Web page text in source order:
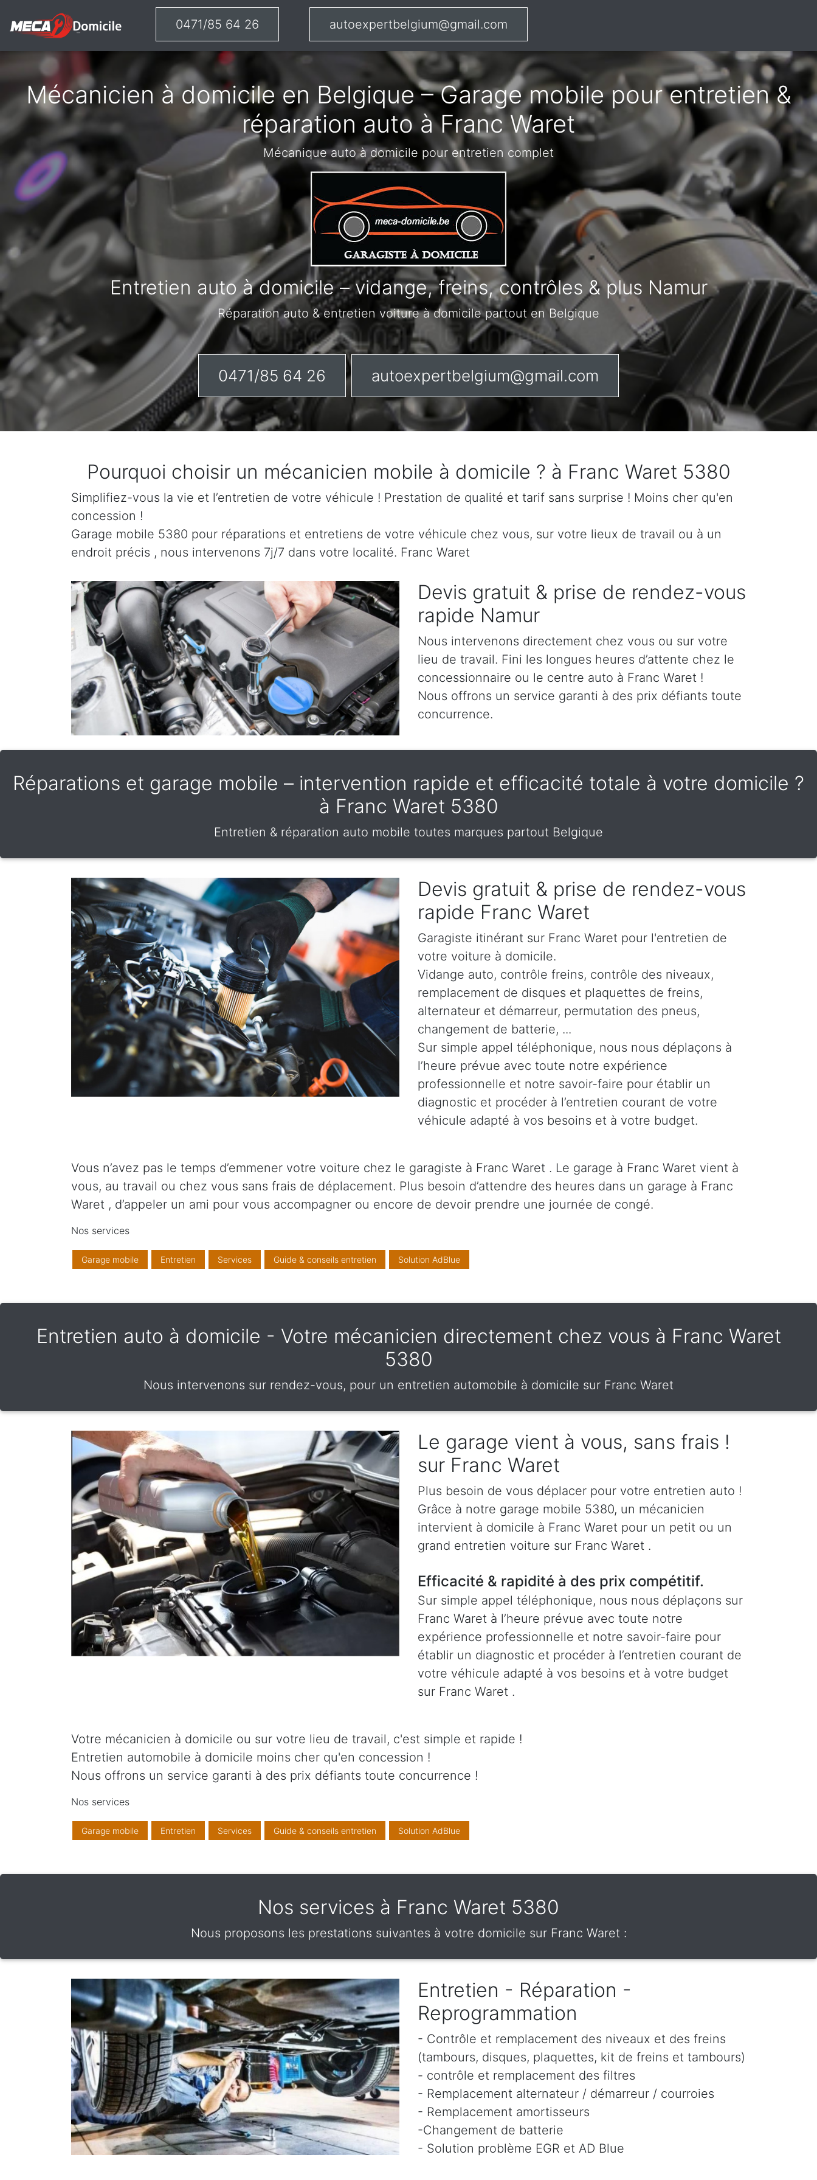
0471/85 64 26 autoexpertbelgium@gmail.com
Mécanicien à domicile en Belgique – Garage mobile pour entretien &
réparation auto à Franc Waret
Mécanique auto à domicile pour entretien complet
Entretien auto à domicile – vidange, freins, contrôles & plus Namur
Réparation auto & entretien voiture à domicile partout en Belgique
0471/85 64 26 autoexpertbelgium@gmail.com
Pourquoi choisir un mécanicien mobile à domicile ? à Franc Waret 5380
Simplifiez-vous la vie et l’entretien de votre véhicule ! Prestation de qualité et tarif sans surprise ! Moins cher qu'en
concession !
Garage mobile 5380 pour réparations et entretiens de votre véhicule chez vous, sur votre lieux de travail ou à un
endroit précis , nous intervenons 7j/7 dans votre localité. Franc Waret
Devis gratuit & prise de rendez-vous
rapide Namur
Nous intervenons directement chez vous ou sur votre
lieu de travail. Fini les longues heures d’attente chez le
concessionnaire ou le centre auto à Franc Waret !
Nous offrons un service garanti à des prix défiants toute
concurrence.
Réparations et garage mobile – intervention rapide et efficacité totale à votre domicile ?
à Franc Waret 5380
Entretien & réparation auto mobile toutes marques partout Belgique
Devis gratuit & prise de rendez-vous
rapide Franc Waret
Garagiste itinérant sur Franc Waret pour l'entretien de
votre voiture à domicile.
Vidange auto, contrôle freins, contrôle des niveaux,
remplacement de disques et plaquettes de freins,
alternateur et démarreur, permutation des pneus,
changement de batterie, ...
Sur simple appel téléphonique, nous nous déplaçons à
l’heure prévue avec toute notre expérience
professionnelle et notre savoir-faire pour établir un
diagnostic et procéder à l’entretien courant de votre
véhicule adapté à vos besoins et à votre budget.
Vous n’avez pas le temps d’emmener votre voiture chez le garagiste à Franc Waret . Le garage à Franc Waret vient à
vous, au travail ou chez vous sans frais de déplacement. Plus besoin d’attendre des heures dans un garage à Franc
Waret , d’appeler un ami pour vous accompagner ou encore de devoir prendre une journée de congé.
Nos services
Garage mobile Entretien Services Guide & conseils entretien Solution AdBlue
Entretien auto à domicile - Votre mécanicien directement chez vous à Franc Waret
5380
Nous intervenons sur rendez-vous, pour un entretien automobile à domicile sur Franc Waret
Le garage vient à vous, sans frais !
sur Franc Waret
Plus besoin de vous déplacer pour votre entretien auto !
Grâce à notre garage mobile 5380, un mécanicien
intervient à domicile à Franc Waret pour un petit ou un
grand entretien voiture sur Franc Waret .
Efficacité & rapidité à des prix compétitif.
Sur simple appel téléphonique, nous nous déplaçons sur
Franc Waret à l’heure prévue avec toute notre
expérience professionnelle et notre savoir-faire pour
établir un diagnostic et procéder à l’entretien courant de
votre véhicule adapté à vos besoins et à votre budget
sur Franc Waret .
Votre mécanicien à domicile ou sur votre lieu de travail, c'est simple et rapide !
Entretien automobile à domicile moins cher qu'en concession !
Nous offrons un service garanti à des prix défiants toute concurrence !
Nos services
Garage mobile Entretien Services Guide & conseils entretien Solution AdBlue
Nos services à Franc Waret 5380
Nous proposons les prestations suivantes à votre domicile sur Franc Waret :
Entretien - Réparation -
Reprogrammation
- Contrôle et remplacement des niveaux et des freins
(tambours, disques, plaquettes, kit de freins et tambours)
- contrôle et remplacement des filtres
- Remplacement alternateur / démarreur / courroies
- Remplacement amortisseurs
-Changement de batterie
- Solution problème EGR et AD Blue